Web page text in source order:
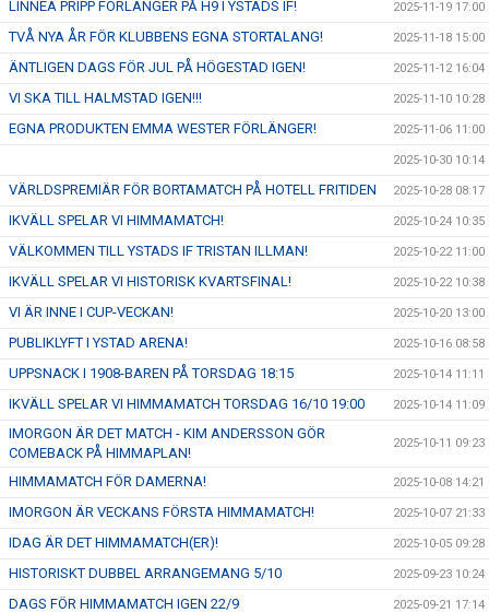
LINNEA PRIPP FÖRLÄNGER PÅ H9 I YSTADS IF! 2025-11-19 17:00
TVÅ NYA ÅR FÖR KLUBBENS EGNA STORTALANG! 2025-11-18 15:00
ÄNTLIGEN DAGS FÖR JUL PÅ HÖGESTAD IGEN! 2025-11-12 16:04
VI SKA TILL HALMSTAD IGEN!!! 2025-11-10 10:28
EGNA PRODUKTEN EMMA WESTER FÖRLÄNGER! 2025-11-06 11:00
2025-10-30 10:14
VÄRLDSPREMIÄR FÖR BORTAMATCH PÅ HOTELL FRITIDEN 2025-10-28 08:17
IKVÄLL SPELAR VI HIMMAMATCH! 2025-10-24 10:35
VÄLKOMMEN TILL YSTADS IF TRISTAN ILLMAN! 2025-10-22 11:00
IKVÄLL SPELAR VI HISTORISK KVARTSFINAL! 2025-10-22 10:38
VI ÄR INNE I CUP-VECKAN! 2025-10-20 13:00
PUBLIKLYFT I YSTAD ARENA! 2025-10-16 08:58
UPPSNACK I 1908-BAREN PÅ TORSDAG 18:15 2025-10-14 11:11
IKVÄLL SPELAR VI HIMMAMATCH TORSDAG 16/10 19:00 2025-10-14 11:09
IMORGON ÄR DET MATCH - KIM ANDERSSON GÖR
COMEBACK PÅ HIMMAPLAN!
2025-10-11 09:23
HIMMAMATCH FÖR DAMERNA! 2025-10-08 14:21
IMORGON ÄR VECKANS FÖRSTA HIMMAMATCH! 2025-10-07 21:33
IDAG ÄR DET HIMMAMATCH(ER)! 2025-10-05 09:28
HISTORISKT DUBBEL ARRANGEMANG 5/10 2025-09-23 10:24
DAGS FÖR HIMMAMATCH IGEN 22/9 2025-09-21 17:14